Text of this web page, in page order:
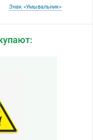
Знак «Умывальник»